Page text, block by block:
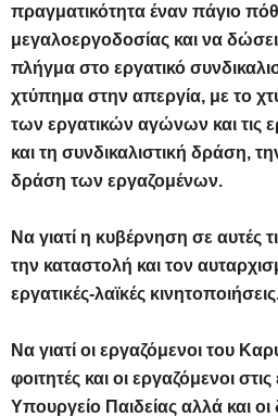
πραγματικότητα έναν πάγιο
μεγαλοεργοδοσίας και να
πλήγμα στο εργατικό
χτύπημα στην απεργία, με το
των εργατικών αγώνων και τις
και τη συνδικαλιστική δράση,
δράση των εργαζομένων.
Να γιατί η κυβέρνηση σε αυτές
την καταστολή και τον
εργατικές-λαϊκές
Να γιατί οι εργαζόμενοι του
φοιτητές και οι εργαζόμενοι
Υπουργείο Παιδείας αλλά και